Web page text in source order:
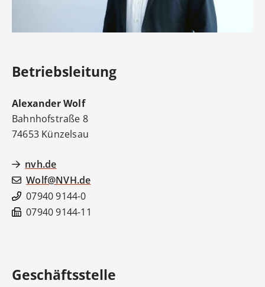
Betriebsleitung
AlexanderWolf
Bahnhofstraße 8
74653 Künzelsau
nvh.de
Wolf@NVH.de
07940 9144-0
07940 9144-11
Geschäftsstelle